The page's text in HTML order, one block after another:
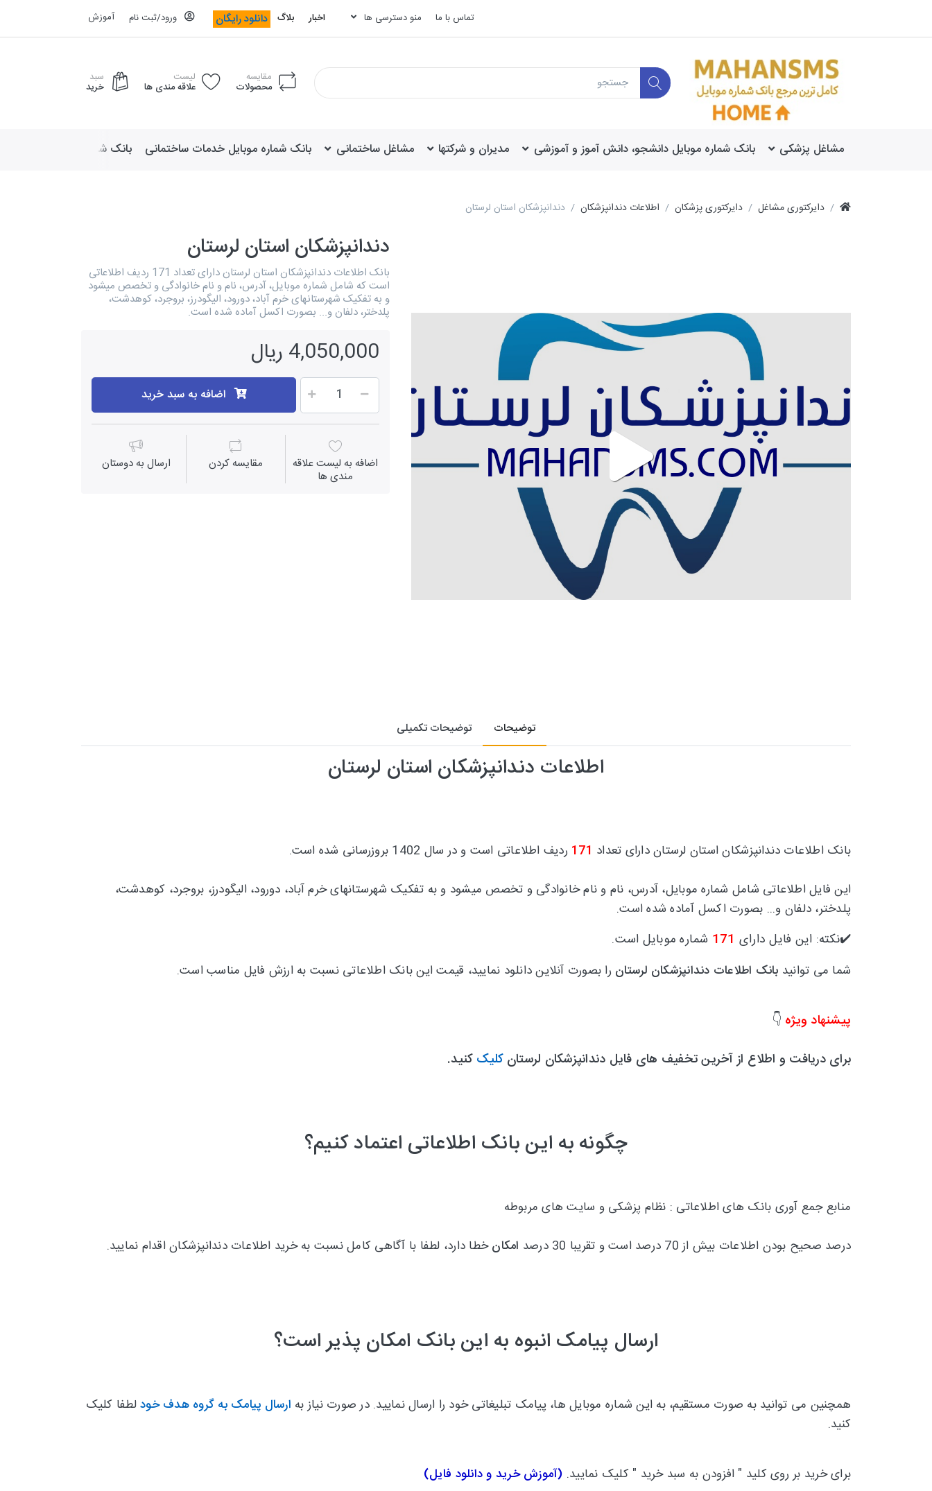
تماس با ما منو دسترسی ها اخبار بلاگ دانلود رایگان ورود/ثبت نام آموزش
مقایسه
محصولات
لیست
علاقه مندی ها
سبد
خرید
مشاغل پزشکی بانک شماره موبایل دانشجو، دانش آموز و آموزشی مدیران و شرکتها مشاغل ساختمانی بانک شماره موبایل خدمات ساختمانی بانک شماره موبایل لوازم
دایرکتوری مشاغل دایرکتوری پزشکان اطلاعات دندانپزشکان دندانپزشکان استان لرستان
دندانپزشکان استان لرستان
بانک اطلاعات دندانپزشکان استان لرستان دارای تعداد 171 ردیف اطلاعاتی
است که شامل شماره موبایل، آدرس، نام و نام خانوادگی و تخصص میشود
و به تفکیک شهرستانهای خرم آباد، دورود، اليگودرز، بروجرد، کوهدشت،
پلدختر، دلفان و... بصورت اکسل آماده شده است.
4,050,000 ریال
اضافه به سبد خرید
اضافه به لیست علاقه
مندی ها
مقايسه كردن ارسال به دوستان
توضیحات توضیحات تکمیلی
اطلاعات دندانپزشکان استان لرستان
بانک اطلاعات دندانپزشکان استان لرستان دارای تعداد 171 ردیف اطلاعاتی است و در سال 1402 بروزرسانی شده است.
این فایل اطلاعاتی شامل شماره موبایل، آدرس، نام و نام خانوادگی و تخصص میشود و به تفکیک شهرستانهایخرم آباد، دورود، اليگودرز، بروجرد، کوهدشت،
پلدختر، دلفان و... بصورت اکسل آماده شده است.
✔️نکته: این فایل دارای 171 شماره موبایل است.
شما می توانید بانک اطلاعات دندانپزشکان لرستان را بصورت آنلاین دانلود نمایید، قیمت این بانک اطلاعاتی نسبت به ارزش فایل مناسب است.
پیشنهاد ویژه 👇
برای دریافت و اطلاع از آخرین تخفیف های فایل دندانپزشکان لرستانکلیک کنید.
چگونه به این بانک اطلاعاتی اعتماد کنیم؟
منابع جمع آوری بانک های اطلاعاتی : نظام پزشکی و سایت های مربوطه
درصد صحیح بودن اطلاعات بیش از 70 درصد است و تقریبا 30 درصد
امکانخطا دارد، لطفا با آگاهی کامل نسبت به خرید اطلاعات دندانپزشکان اقدام نمایید.
ارسال پیامک انبوه به این بانک امکان پذیر است؟
همچنین می توانید به صورت مستقیم، به این شماره موبایل ها، پیامک تبلیغاتی خود را ارسال نمایید. در صورت نیاز به ارسال پیامک به گروه هدف خودلطفا کلیک
کنید.
برای خرید بر روی کلید " افزودن به سبد خرید " کلیک نمایید. (آموزش خرید و دانلود فایل)